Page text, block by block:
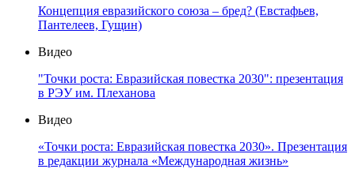
Концепция евразийского союза – бред? (Евстафьев,
Пантелеев, Гущин)
Видео
"Точки роста: Евразийская повестка 2030": презентация
в РЭУ им. Плеханова
Видео
«Точки роста: Евразийская повестка 2030». Презентация
в редакции журнала «Международная жизнь»